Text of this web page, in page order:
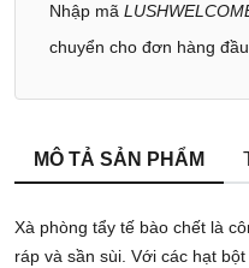
Nhập mã
chuyển cho đơn hàng đầu
MÔ TẢ SẢN PHẨM
Xà phòng tẩy tế bào chết là
ráp và sần sùi. Với các hạt